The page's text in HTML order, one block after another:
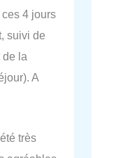
4 jours
suivi de
de la
A
très